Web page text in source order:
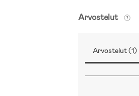
Arvostelut
Arvostelut (1)